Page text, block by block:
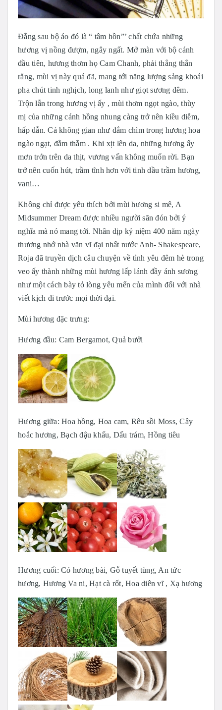
Đằng sau bộ áo đó là “ tâm hồn”’ chất chứa những
hương vị nồng đượm, ngây ngất. Mở màn với bộ cánh
đầu tiên, hương thơm họ Cam Chanh, phải thẳng thắn
rằng, mùi vị này quá đã, mang tới năng lượng sảng khoái
pha chút tinh nghịch, long lanh như giọt sương đêm.
Trộn lẫn trong hương vị ấy , mùi thơm ngọt ngào, thùy
mị của những cánh hồng nhung càng trở nên kiều diễm,
hấp dẫn. Cả không gian như đắm chìm trong hương hoa
ngào ngạt, đằm thắm . Khi xịt lên da, những hương ấy
mơn trớn trên da thịt, vương vấn không muốn rời. Bạn
trở nên cuốn hút, trầm tĩnh hơn với tinh dầu trầm hương,
vani…
Không chỉ được yêu thích bởi mùi hương si mê, A
Midsummer Dream được nhiều người săn đón bởi ý
nghĩa mà nó mang tới. Nhân dịp kỷ niệm 400 năm ngày
thương nhớ nhà văn vĩ đại nhất nước Anh- Shakespeare,
Roja đã truyền dịch câu chuyện về tình yêu đêm hè trong
veo ấy thành những mùi hương lấp lánh đầy ánh sương
như một cách bày tỏ lòng yêu mến của mình đối với nhà
viết kịch đi trước mọi thời đại.
Mùi hương đặc trưng:
Hương đầu: Cam Bergamot, Quả bưởi
Hương giữa: Hoa hồng, Hoa cam, Rêu sồi Moss, Cây
hoắc hương, Bạch đậu khấu, Dấu trám, Hồng tiêu
Hương cuối: Cỏ hương bài, Gỗ tuyết tùng, An tức
hương, Hương Va ni, Hạt cà rốt, Hoa diên vĩ , Xạ hương